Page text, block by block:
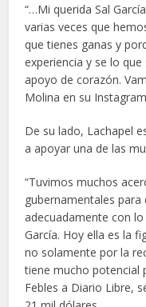
“…Mi querida Sal
varias veces que
que tienes ganas y
experiencia y se lo
apoyo de corazón.
Molina en su
De su lado, Lachapel
a apoyar una de las
“Tuvimos muchos
gubernamentales
adecuadamente con
García. Hoy ella es la
no solamente por la
tiene mucho potencial
Febles a Diario Libre,